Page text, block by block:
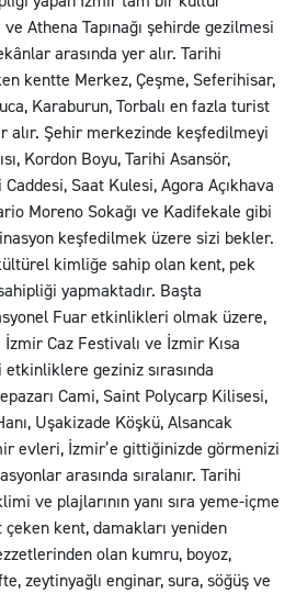
Athena Tapınağı şehirde gezilmesi
arasında yer alır. Tarihi
kentte Merkez, Çeşme, Seferihisar,
Karaburun, Torbalı en fazla turist
alır. Şehir merkezinde keşfedilmeyi
Kordon Boyu, Tarihi Asansör,
Saat Kulesi, Agora Açıkhava
Moreno Sokağı ve Kadifekale gibi
keşfedilmek üzere sizi bekler.
kimliğe sahip olan kent, pek
yapmaktadır. Başta
Fuar etkinlikleri olmak üzere,
Caz Festivalı ve İzmir Kısa
geziniz sırasında
Cami, Saint Polycarp Kilisesi,
Uşakizade Köşkü, Alsancak
evleri, İzmir’e gittiğinizde görmenizi
arasında sıralanır. Tarihi
ve plajlarının yanı sıra yeme-içme
kent, damakları yeniden
olan kumru, boyoz,
zeytinyağlı enginar, sura, söğüş ve